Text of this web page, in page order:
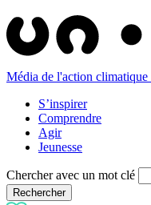
Média de l'action climatique
S’inspirer
Comprendre
Agir
Jeunesse
Chercher avec un mot clé
Rechercher